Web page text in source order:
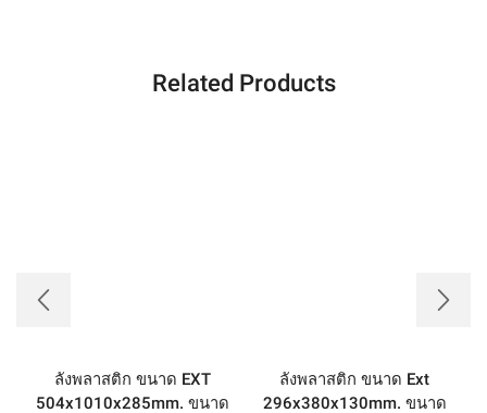
Related Products
ลังพลาสติก ขนาด EXT
504x1010x285mm. ขนาด
ลังพลาสติก ขนาด Ext
296x380x130mm. ขนาด